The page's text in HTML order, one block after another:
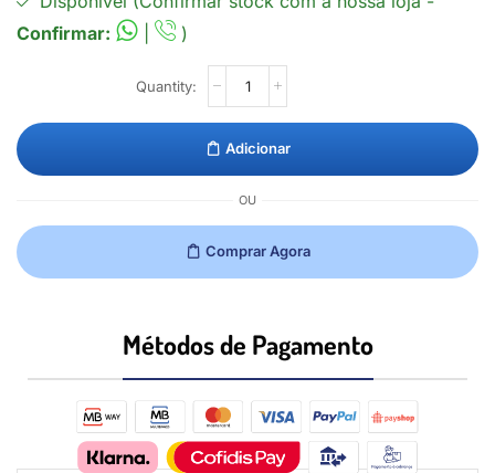
Confirmar:
)
Adicionar
OU
Comprar Agora
Métodos de Pagamento​